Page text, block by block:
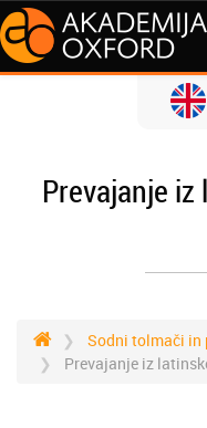
Prevajanje
Sodni tolmači in
Prevajanje iz